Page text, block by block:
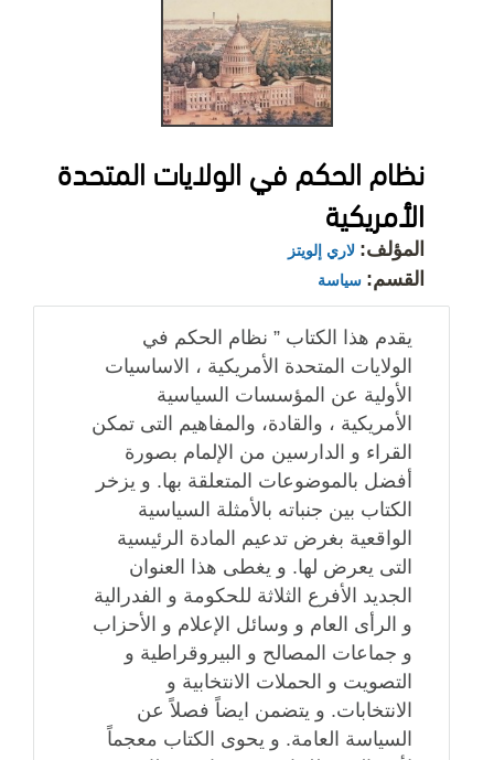
نظام الحكم في الولايات المتحدة
الأمريكية
المؤلف: لاري إلويتز
القسم: سياسة
يقدم هذا الكتاب ” نظام الحكم في
الولايات المتحدة الأمريكية ، الاساسيات
الأولية عن المؤسسات السياسية
الأمريكية ، والقادة، والمفاهيم التى تمكن
القراء و الدارسين من الإلمام بصورة
أفضل بالموضوعات المتعلقة بها. و يزخر
الكتاب بين جنباته بالأمثلة السياسية
الواقعية بغرض تدعيم المادة الرئيسية
التى يعرض لها. و يغطى هذا العنوان
الجديد الأفرع الثلاثة للحكومة و الفدرالية
و الرأى العام و وسائل الإعلام و الأحزاب
و جماعات المصالح و البيروقراطية و
التصويت و الحملات الانتخابية و
الانتخابات. و يتضمن ايضاً فصلاً عن
السياسة العامة. و يحوى الكتاب معجماً